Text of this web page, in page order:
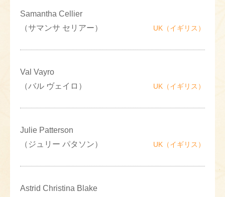
Samantha Cellier
（サマンサ セリアー）
UK（イギリス）
Val Vayro
（バル ヴェイロ）
UK（イギリス）
Julie Patterson
（ジュリー パタソン）
UK（イギリス）
Astrid Christina Blake